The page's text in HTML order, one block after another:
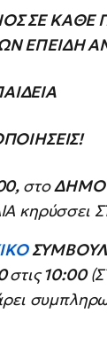
ΣΕ ΚΑΘΕ
ΕΠΕΙΔΗ
στο
κηρύσσει
στις10:00